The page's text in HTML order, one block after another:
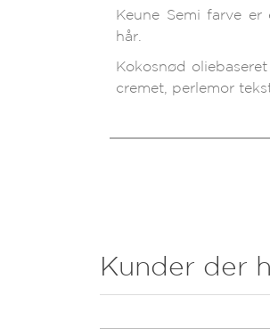
Keune Semi farve
hår.
Kokosnød
cremet, perlemor
Kunder der